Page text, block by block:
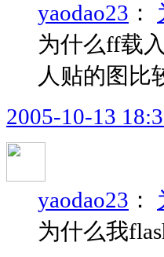
yaodao23 ：
为什么ff载
人贴的图比
2005-10-13
yaodao23 ：
为什么我